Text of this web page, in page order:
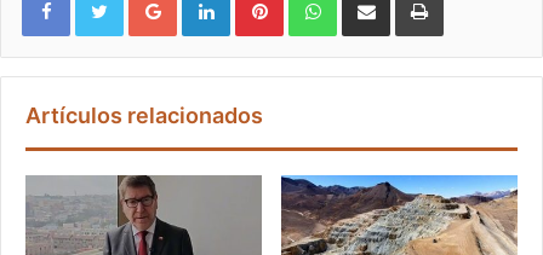
Artículos relacionados